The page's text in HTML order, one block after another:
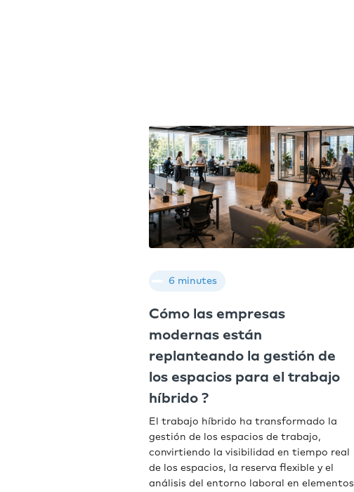
6 minutes
Cómo las empresas
modernas están
replanteando la gestión de
los espacios para el trabajo
híbrido ?
El trabajo híbrido ha transformado la
gestión de los espacios de trabajo,
convirtiendo la visibilidad en tiempo real
de los espacios, la reserva flexible y el
análisis del entorno laboral en elementos